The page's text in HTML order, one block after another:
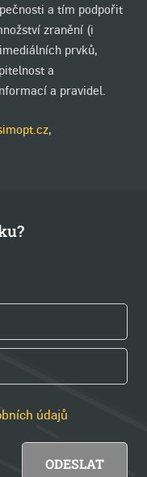
a tím podpořit
zranění (i
prvků,
a
a pravidel.
,
údajů